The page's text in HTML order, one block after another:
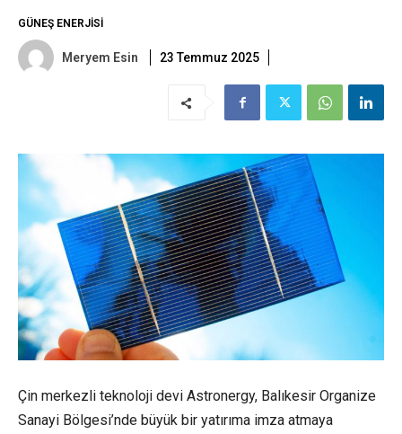
GÜNEŞ ENERJISI
Meryem Esin 23 Temmuz 2025
Çin merkezli teknoloji devi Astronergy, Balıkesir Organize
Sanayi Bölgesi’nde büyük bir yatırıma imza atmaya